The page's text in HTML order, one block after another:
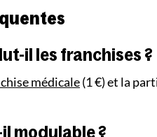
il les franchises ?
médicale(1 €) et la
modulable ?